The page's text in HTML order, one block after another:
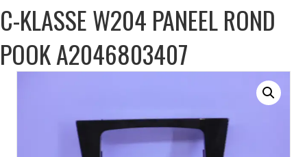
C-KLASSE W204 PANEEL ROND
POOK A2046803407